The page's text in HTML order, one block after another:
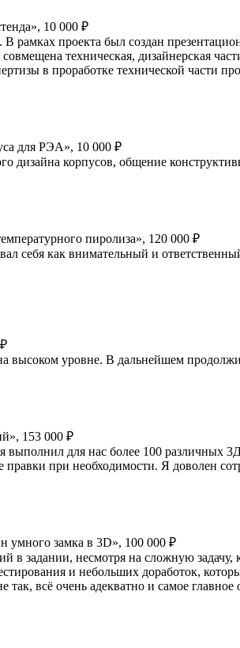
10 000 ₽
рамках проекта был создан
техническая, дизайнерская
в проработке технической части
для РЭА», 10 000 ₽
корпусов, общение
пиролиза», 120 000 ₽
себя как внимательный и
высоком уровне. В дальнейшем
153 000 ₽
выполнил для нас более 100 различных
при необходимости. Я доволен
умного замка в 3D», 100 000 ₽
в задании, несмотря на сложную
и небольших доработок,
всё очень адекватно и самое